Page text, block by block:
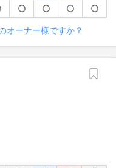
オーナー様ですか？